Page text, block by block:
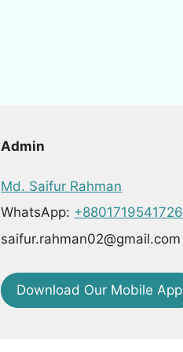
Admin
Md. Saifur Rahman
WhatsApp: +8801719541726
saifur.rahman02@gmail.com
Download Our Mobile App